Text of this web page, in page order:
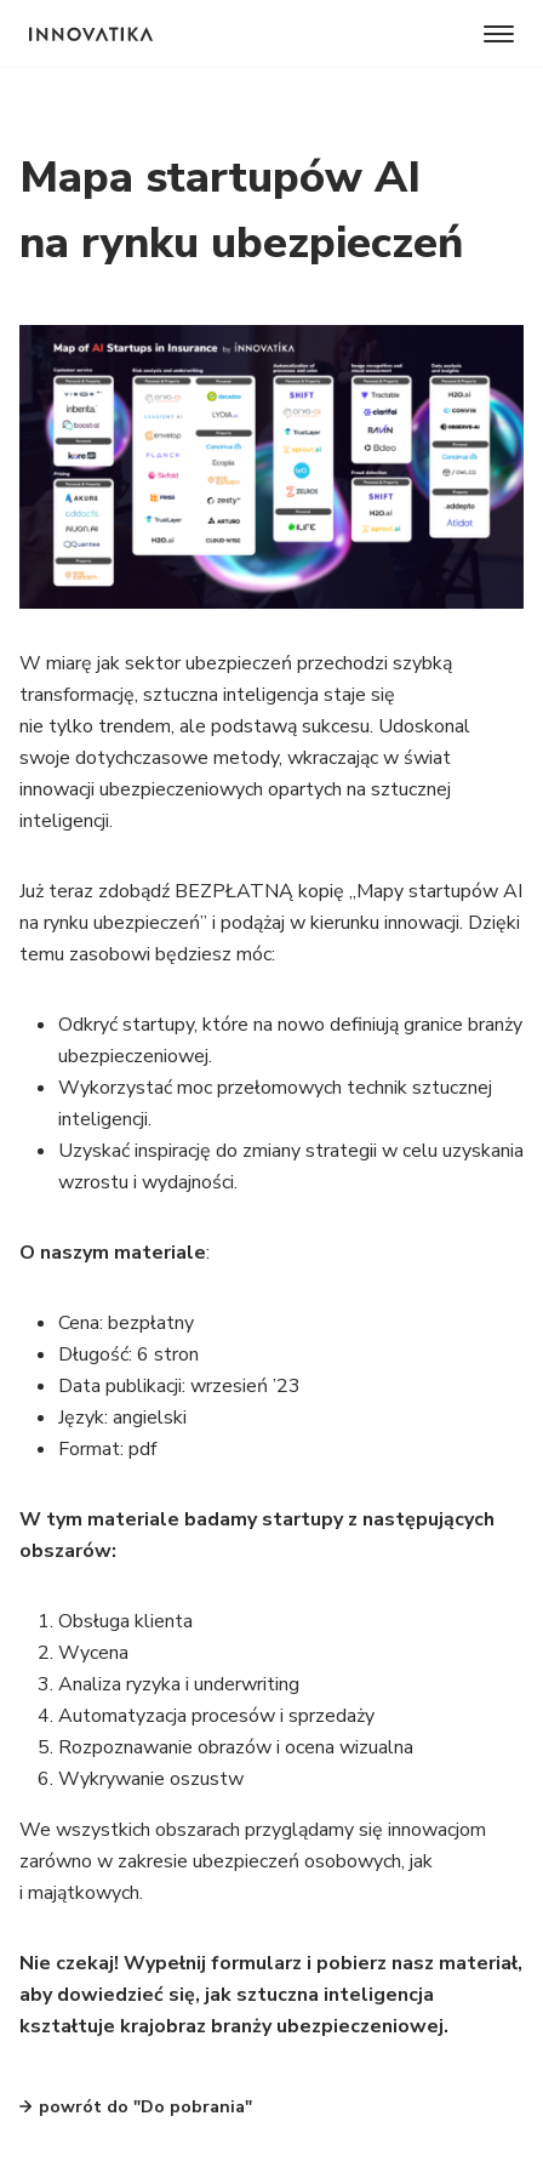
Mapa startupów AI
na rynku ubezpieczeń
W miarę jak sektor ubezpieczeń przechodzi szybką
transformację, sztuczna inteligencja staje się
nie tylko trendem, ale podstawą sukcesu. Udoskonal
swoje dotychczasowe metody, wkraczając w świat
innowacji ubezpieczeniowych opartych na sztucznej
inteligencji.
Już teraz zdobądź BEZPŁATNĄ kopię „Mapy startupów AI
na rynku ubezpieczeń” i podążaj w kierunku innowacji. Dzięki
temu zasobowi będziesz móc:
Odkryć startupy, które na nowo definiują granice branży
ubezpieczeniowej.
Wykorzystać moc przełomowych technik sztucznej
inteligencji.
Uzyskać inspirację do zmiany strategii w celu uzyskania
wzrostu i wydajności.
O naszym materiale:
Cena: bezpłatny
Długość: 6 stron
Data publikacji: wrzesień ’23
Język: angielski
Format: pdf
W tym materiale badamy startupy z następujących
obszarów:
Obsługa klienta
Wycena
Analiza ryzyka i underwriting
Automatyzacja procesów i sprzedaży
Rozpoznawanie obrazów i ocena wizualna
Wykrywanie oszustw
We wszystkich obszarach przyglądamy się innowacjom
zarówno w zakresie ubezpieczeń osobowych, jak
i majątkowych.
Nie czekaj! Wypełnij formularz i pobierz nasz materiał,
aby dowiedzieć się, jak sztuczna inteligencja
kształtuje krajobraz branży ubezpieczeniowej.
powrót do "Do pobrania"